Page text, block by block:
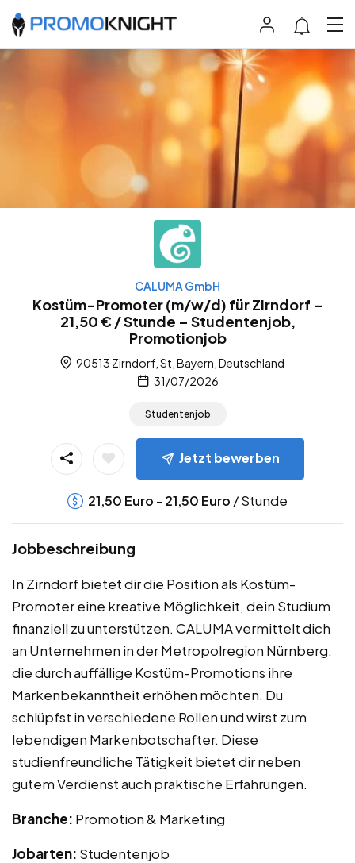
CALUMA GmbH
Kostüm-Promoter (m/w/d) für Zirndorf –
21,50 € / Stunde – Studentenjob,
Promotionjob
90513 Zirndorf, St, Bayern, Deutschland
31/07/2026
Studentenjob
Jetzt bewerben
21,50 Euro - 21,50 Euro / Stunde
Jobbeschreibung
In Zirndorf bietet dir die Position als Kostüm-
Promoter eine kreative Möglichkeit, dein Studium
finanziell zu unterstützen. CALUMA vermittelt dich
an Unternehmen in der Metropolregion Nürnberg,
die durch auffällige Kostüm-Promotions ihre
Markenbekanntheit erhöhen möchten. Du
schlüpfst in verschiedene Rollen und wirst zum
lebendigen Markenbotschafter. Diese
studienfreundliche Tätigkeit bietet dir neben
gutem Verdienst auch praktische Erfahrungen.
Branche: Promotion & Marketing
Jobarten: Studentenjob